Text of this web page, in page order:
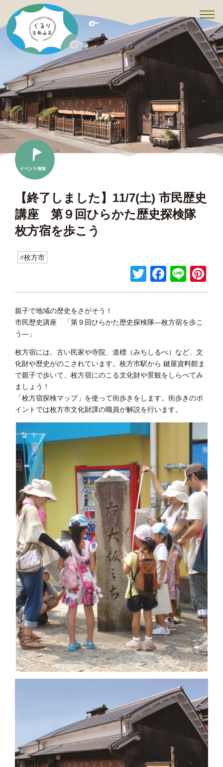
t
o
g
g
l
e
n
v
o
【終了しました】11/7(土) 市民歴史
講座 第９回ひらかた歴史探検隊
枚方宿を歩こう
枚方市
T
wi
er
F
a
e
o
o
Li
n
親子で地域の歴史をさがそう！
市民歴史講座 「第９回ひらかた歴史探検隊―枚方宿を歩こ
う―」
枚方宿には、古い民家や寺院、道標（みちしるべ）など、文
化財や歴史がのこされています。枚方市駅から 鍵屋資料館ま
で親子で歩いて、枚方宿にのこる文化財や景観をしらべてみ
ましょう！
「枚方宿探検マップ」を使って街歩きをします。街歩きのポ
イントでは枚方市文化財課の職員が解説を行います。